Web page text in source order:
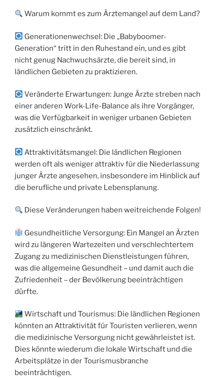
Warum kommt es zum Ärztemangel auf dem Land?
Generationenwechsel: Die „Babyboomer-
Generation“ tritt in den Ruhestand ein, und es gibt
nicht genug Nachwuchsärzte, die bereit sind, in
ländlichen Gebieten zu praktizieren.
Veränderte Erwartungen: Junge Ärzte streben nach
einer anderen Work-Life-Balance als ihre Vorgänger,
was die Verfügbarkeit in weniger urbanen Gebieten
zusätzlich einschränkt.
Attraktivitätsmangel: Die ländlichen Regionen
werden oft als weniger attraktiv für die Niederlassung
junger Ärzte angesehen, insbesondere im Hinblick auf
die berufliche und private Lebensplanung.
Diese Veränderungen haben weitreichende Folgen!
Gesundheitliche Versorgung: Ein Mangel an Ärzten
wird zu längeren Wartezeiten und verschlechtertem
Zugang zu medizinischen Dienstleistungen führen,
was die allgemeine Gesundheit – und damit auch die
Zufriedenheit – der Bevölkerung beeinträchtigen
dürfte.
Wirtschaft und Tourismus: Die ländlichen Regionen
könnten an Attraktivität für Touristen verlieren, wenn
die medizinische Versorgung nicht gewährleistet ist.
Dies könnte wiederum die lokale Wirtschaft und die
Arbeitsplätze in der Tourismusbranche
beeinträchtigen.